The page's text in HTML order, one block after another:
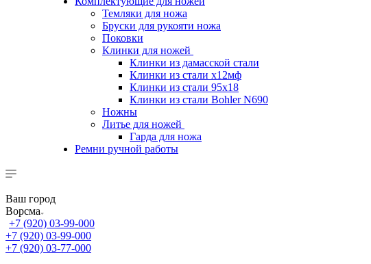
Темляки для ножа
Бруски для рукояти ножа
Поковки
Клинки для ножей
Клинки из дамасской стали
Клинки из стали х12мф
Клинки из стали 95х18
Клинки из стали Bohler N690
Ножны
Литье для ножей
Гарда для ножа
Ремни ручной работы
Ваш город
Ворсма
+7 (920) 03-99-000
+7 (920) 03-99-000
+7 (920) 03-77-000